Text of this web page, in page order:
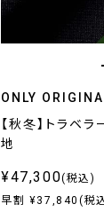
小紋,ペイズリー
ONLY
【秋冬】トラベ
地
¥47,300(税込)
早割 ¥37,840(税